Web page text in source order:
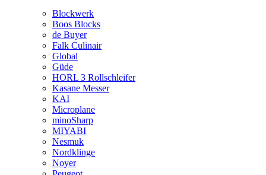
Blockwerk
Boos Blocks
de Buyer
Falk Culinair
Global
Güde
HORL 3 Rollschleifer
Kasane Messer
KAI
Microplane
minoSharp
MIYABI
Nesmuk
Nordklinge
Noyer